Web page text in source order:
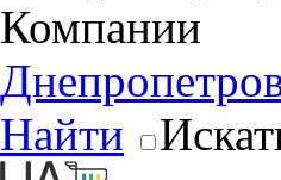
Компании
Найти